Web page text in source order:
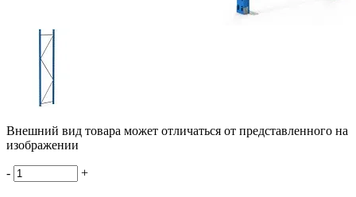
Внешний вид товара может отличаться от представленного на
изображении
- +